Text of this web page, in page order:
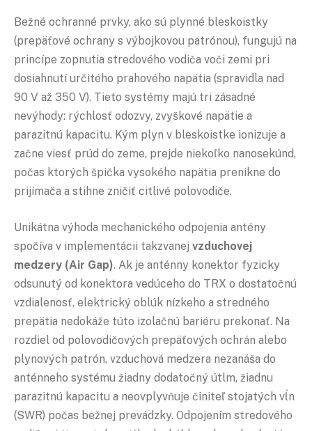
Bežné ochranné prvky, ako sú plynné bleskoistky
(prepäťové ochrany s výbojkovou patrónou), fungujú na
princípe zopnutia stredového vodiča voči zemi pri
dosiahnutí určitého prahového napätia (spravidla nad
90 V až 350 V). Tieto systémy majú tri zásadné
nevýhody: rýchlosť odozvy, zvyškové napätie a
parazitnú kapacitu. Kým plyn v bleskoistke ionizuje a
začne viesť prúd do zeme, prejde niekoľko nanosekúnd,
počas ktorých špička vysokého napätia prenikne do
prijímača a stihne zničiť citlivé polovodiče.
Unikátna výhoda mechanického odpojenia antény
spočíva v implementácii takzvanej vzduchovej
medzery (Air Gap). Ak je anténny konektor fyzicky
odsunutý od konektora vedúceho do TRX o dostatočnú
vzdialenosť, elektrický oblúk nízkeho a stredného
prepätia nedokáže túto izolačnú bariéru prekonať. Na
rozdiel od polovodičových prepäťových ochrán alebo
plynových patrón, vzduchová medzera nezanáša do
anténneho systému žiadny dodatočný útlm, žiadnu
parazitnú kapacitu a neovplyvňuje činiteľ stojatých vĺn
(SWR) počas bežnej prevádzky. Odpojením stredového